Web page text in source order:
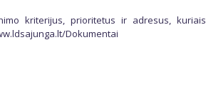
kriterijus, prioritetus ir adresus, kuriais
Dokumentai